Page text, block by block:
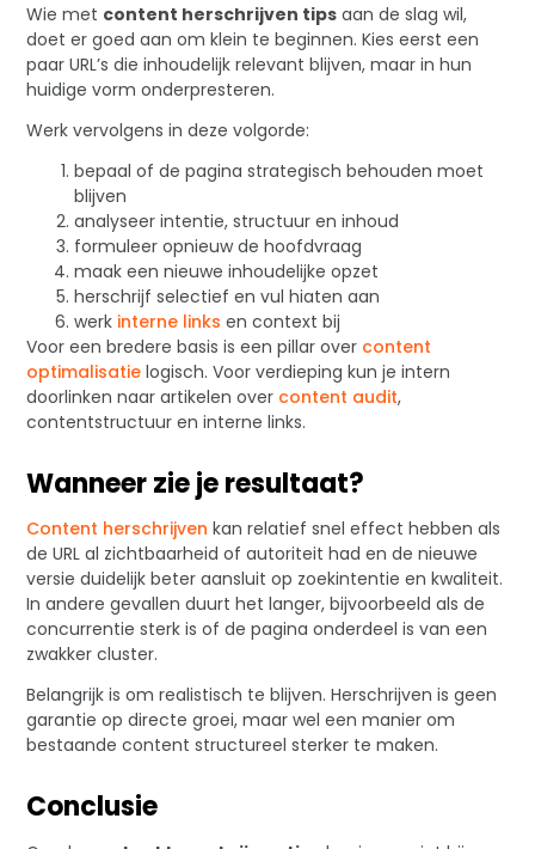
Wie met content herschrijven tips aan de slag wil,
doet er goed aan om klein te beginnen. Kies eerst een
paar URL’s die inhoudelijk relevant blijven, maar in hun
huidige vorm onderpresteren.
Werk vervolgens in deze volgorde:
bepaal of de pagina strategisch behouden moet
blijven
analyseer intentie, structuur en inhoud
formuleer opnieuw de hoofdvraag
maak een nieuwe inhoudelijke opzet
herschrijf selectief en vul hiaten aan
werk interne links en context bij
Voor een bredere basis is een pillar over content
optimalisatie logisch. Voor verdieping kun je intern
doorlinken naar artikelen over content audit,
contentstructuur en interne links.
Wanneer zie je resultaat?
Content herschrijven kan relatief snel effect hebben als
de URL al zichtbaarheid of autoriteit had en de nieuwe
versie duidelijk beter aansluit op zoekintentie en kwaliteit.
In andere gevallen duurt het langer, bijvoorbeeld als de
concurrentie sterk is of de pagina onderdeel is van een
zwakker cluster.
Belangrijk is om realistisch te blijven. Herschrijven is geen
garantie op directe groei, maar wel een manier om
bestaande content structureel sterker te maken.
Conclusie